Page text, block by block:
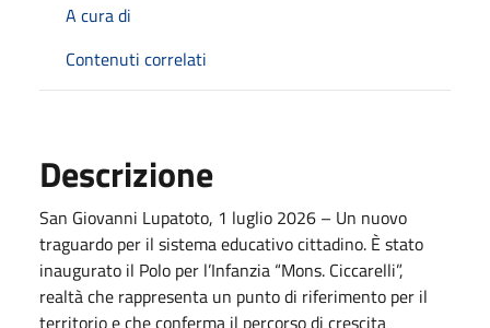
A cura di
Contenuti correlati
Descrizione
San Giovanni Lupatoto, 1 luglio 2026 – Un nuovo
traguardo per il sistema educativo cittadino. È stato
inaugurato il Polo per l’Infanzia “Mons. Ciccarelli”,
realtà che rappresenta un punto di riferimento per il
territorio e che conferma il percorso di crescita